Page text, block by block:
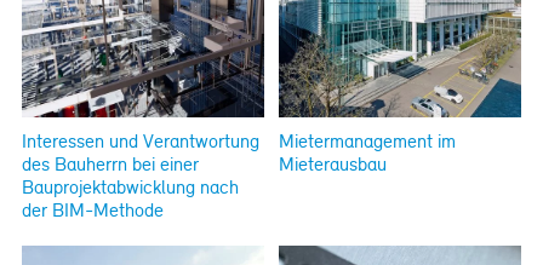
Interessen und Verantwortung
des Bauherrn bei einer
Bauprojektabwicklung nach
der BIM-Methode
Mietermanagement im
Mieterausbau